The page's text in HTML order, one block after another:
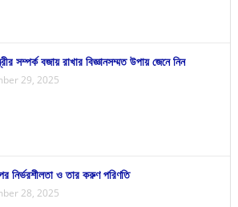
সম্পর্ক বজায় রাখার বিজ্ঞানসম্মত উপায় জেনে নিন
29, 2025
নির্ভরশীলতা ও তার করুণ পরিণতি
28, 2025